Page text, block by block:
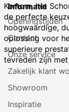
Kortom, het
de perfecte
hoogwaardige,
oplossing voor
superieure
tevreden zijn
Informatie
Openingstijden
Contact
Onze service
Zakelijk klant
Showroom
Inspiratie